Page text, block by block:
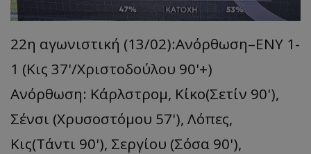
22η αγωνιστική (13/02):Ανόρθωση–ΕΝΥ 1-
1 (Κις 37'/Χριστοδούλου 90'+)
Ανόρθωση: Κάρλστρομ, Κίκο(Σετίν 90'),
Σένσι (Χρυσοστόμου 57'), Λόπες,
Κις(Τάντι 90'), Σεργίου (Σόσα 90'),